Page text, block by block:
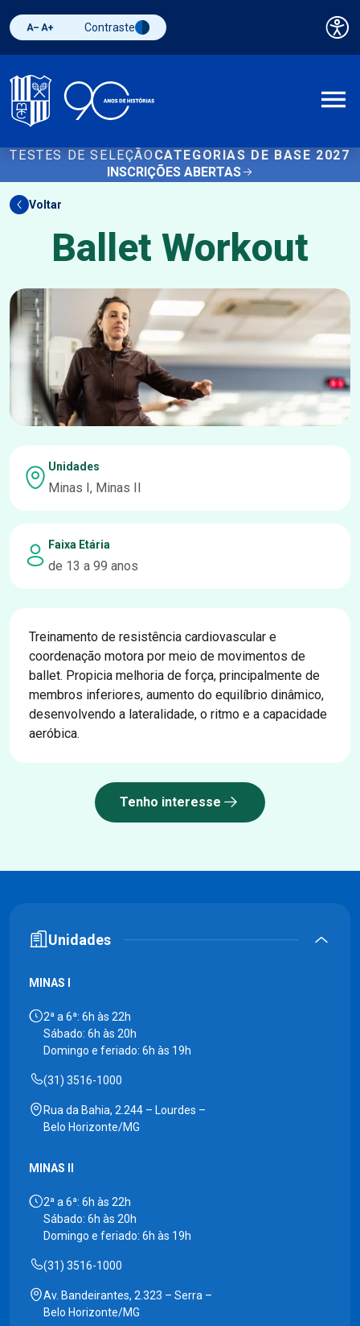
Diminuir fonte
Aumentar fonteAlternar contraste
Contraste
TESTES DE SELEÇÃO CATEGORIAS DE BASE 2027
INSCRIÇÕES ABERTAS
Voltar
Ballet Workout
Unidades
Minas I, Minas II
Faixa Etária
de 13 a 99 anos
Treinamento de resistência cardiovascular e
coordenação motora por meio de movimentos de
ballet. Propicia melhoria de força, principalmente de
membros inferiores, aumento do equilíbrio dinâmico,
desenvolvendo a lateralidade, o ritmo e a capacidade
aeróbica.
Tenho interesse
Unidades
MINAS I
2ª a 6ª: 6h às 22h
Sábado: 6h às 20h
Domingo e feriado: 6h às 19h
(31) 3516-1000
Rua da Bahia, 2.244 – Lourdes –
Belo Horizonte/MG
MINAS II
2ª a 6ª: 6h às 22h
Sábado: 6h às 20h
Domingo e feriado: 6h às 19h
(31) 3516-1000
Av. Bandeirantes, 2.323 – Serra –
Belo Horizonte/MG